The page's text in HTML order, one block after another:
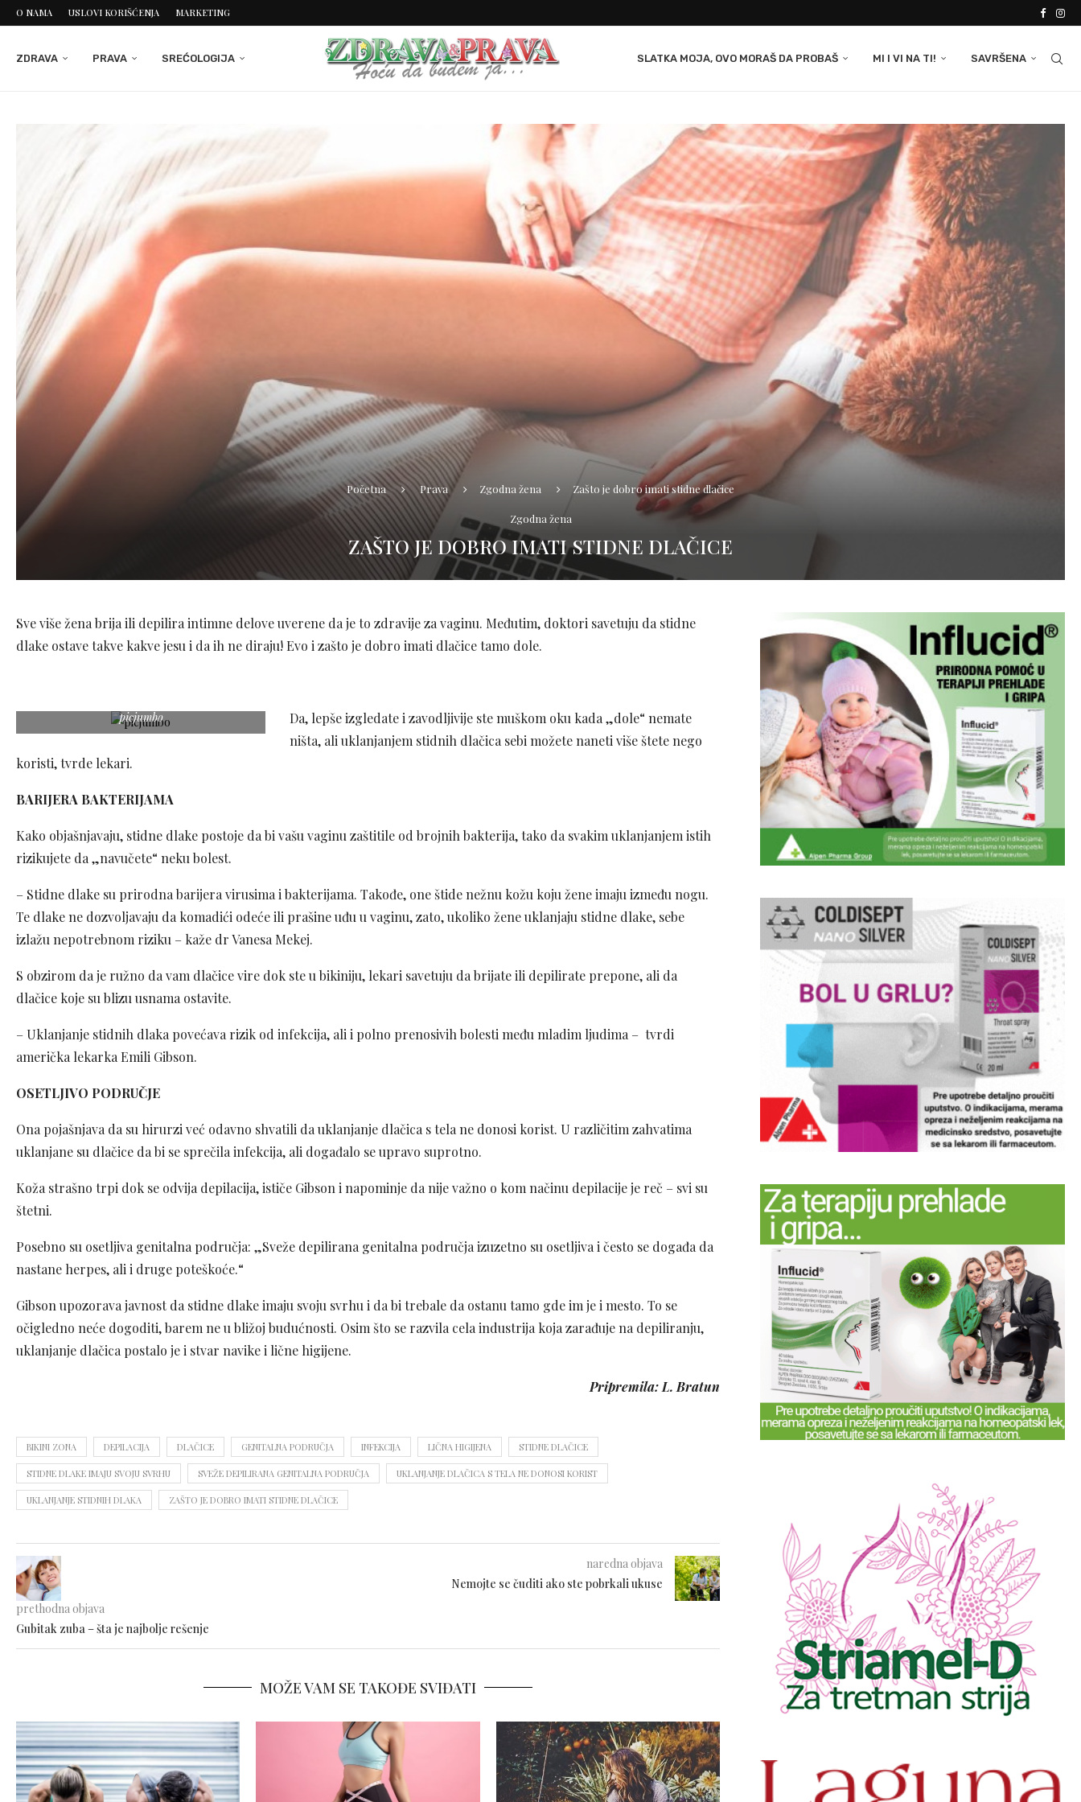
O NAMA USLOVI KORIŠĆENJA MARKETING
ZDRAVA PRAVA SREĆOLOGIJA SLATKA MOJA, OVO MORAŠ DA PROBAŠ MI I VI NA TI! SAVRŠENA
Početna Prava Zgodna žena Zašto je dobro imati stidne dlačice
Zgodna žena
ZAŠTO JE DOBRO IMATI STIDNE DLAČICE
Sve više žena brija ili depilira intimne delove uverene da je to zdravije za vaginu. Međutim, doktori savetuju da stidne
dlake ostave takve kakve jesu i da ih ne diraju! Evo i zašto je dobro imati dlačice tamo dole.
picjumbo
Da, lepše izgledate i zavodljivije ste muškom oku kada „dole“ nemate
ništa, ali uklanjanjem stidnih dlačica sebi možete naneti više štete nego
koristi, tvrde lekari.
BARIJERA BAKTERIJAMA
Kako objašnjavaju, stidne dlake postoje da bi vašu vaginu zaštitile od brojnih bakterija, tako da svakim uklanjanjem istih
rizikujete da „navučete“ neku bolest.
– Stidne dlake su prirodna barijera virusima i bakterijama. Takođe, one štide nežnu kožu koju žene imaju između nogu.
Te dlake ne dozvoljavaju da komadići odeće ili prašine uđu u vaginu, zato, ukoliko žene uklanjaju stidne dlake, sebe
izlažu nepotrebnom riziku – kaže dr Vanesa Mekej.
S obzirom da je ružno da vam dlačice vire dok ste u bikiniju, lekari savetuju da brijate ili depilirate prepone, ali da
dlačice koje su blizu usnama ostavite.
– Uklanjanje stidnih dlaka povećava rizik od infekcija, ali i polno prenosivih bolesti među mladim ljudima – tvrdi
američka lekarka Emili Gibson.
OSETLJIVO PODRUČJE
Ona pojašnjava da su hirurzi već odavno shvatili da uklanjanje dlačica s tela ne donosi korist. U različitim zahvatima
uklanjane su dlačice da bi se sprečila infekcija, ali događalo se upravo suprotno.
Koža strašno trpi dok se odvija depilacija, ističe Gibson i napominje da nije važno o kom načinu depilacije je reč – svi su
štetni.
Posebno su osetljiva genitalna područja: „Sveže depilirana genitalna područja izuzetno su osetljiva i često se događa da
nastane herpes, ali i druge poteškoće.“
Gibson upozorava javnost da stidne dlake imaju svoju svrhu i da bi trebale da ostanu tamo gde im je i mesto. To se
očigledno neće dogoditi, barem ne u bližoj budućnosti. Osim što se razvila cela industrija koja zarađuje na depiliranju,
uklanjanje dlačica postalo je i stvar navike i lične higijene.
Pripremila: L. Bratun
BIKINI ZONA DEPILACIJA DLAČICE GENITALNA PODRUČJA INFEKCIJA LIČNA HIGIJENA STIDNE DLAČICE
STIDNE DLAKE IMAJU SVOJU SVRHU SVEŽE DEPILIRANA GENITALNA PODRUČJA UKLANJANJE DLAČICA S TELA NE DONOSI KORIST
UKLANJANJE STIDNIH DLAKA ZAŠTO JE DOBRO IMATI STIDNE DLAČICE
prethodna objava
Gubitak zuba – šta je najbolje rešenje
naredna objava
Nemojte se čuditi ako ste pobrkali ukuse
MOŽE VAM SE TAKOĐE SVIĐATI